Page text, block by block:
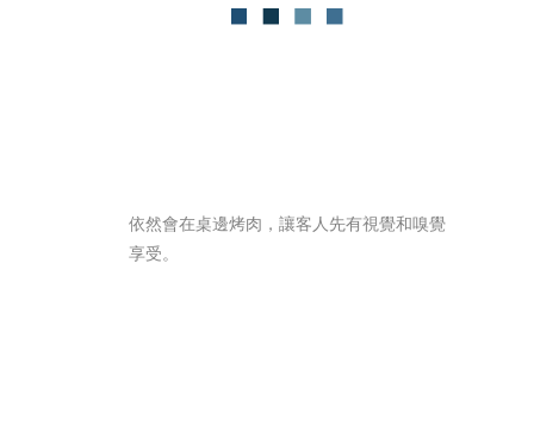
依然會在桌邊烤肉，讓客人先有視覺和嗅覺
享受。